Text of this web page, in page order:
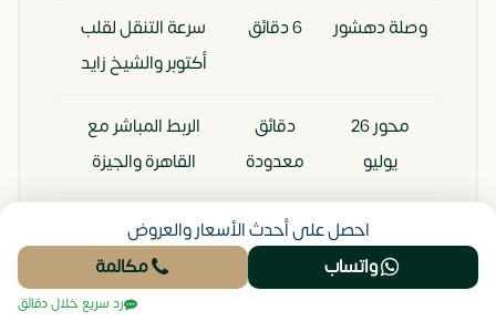
وصلة دهشور 6 دقائق
سرعة التنقل لقلب
أكتوبر والشيخ زايد
محور 26
يوليو
دقائق
معدودة
الربط المباشر مع
القاهرة والجيزة
مول العرب
10
توفر أرقى خدمات
التسوق والترفيه
احصل على أحدث الأسعار والعروض
واتساب
مكالمة
رد سريع خلال دقائق